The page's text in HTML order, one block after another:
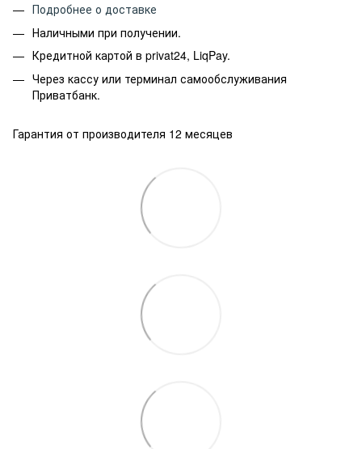
Подробнее о доставке
Наличными при получении.
Кредитной картой в privat24, LiqPay.
Через кассу или терминал самообслуживания
Приватбанк.
Гарантия от производителя 12 месяцев